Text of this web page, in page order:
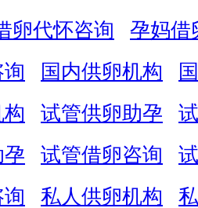
卵代怀咨询
孕妈借
国内供卵机构
试管供卵助孕
试管借卵咨询
私人供卵机构